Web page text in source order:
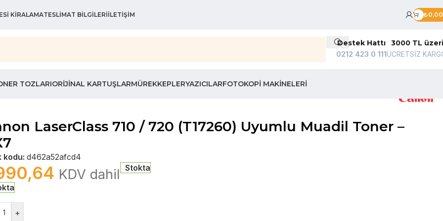
KIRALAMATESLIMAT BILGILERIİLETIŞIM ₺0,00
Destek Hattı
0212 423 0 111
3000 TL üzeri
ÜCRETSİZ
TOZLARIORIJINAL KARTUŞLARMÜREKKEPLERYAZICILARFOTOKOPI MAKINELERI
LaserClass 710 / 720 (T17260) Uyumlu Muadil Toner –
kodu:d462a52afcd4
KDV dahil Stokta
+